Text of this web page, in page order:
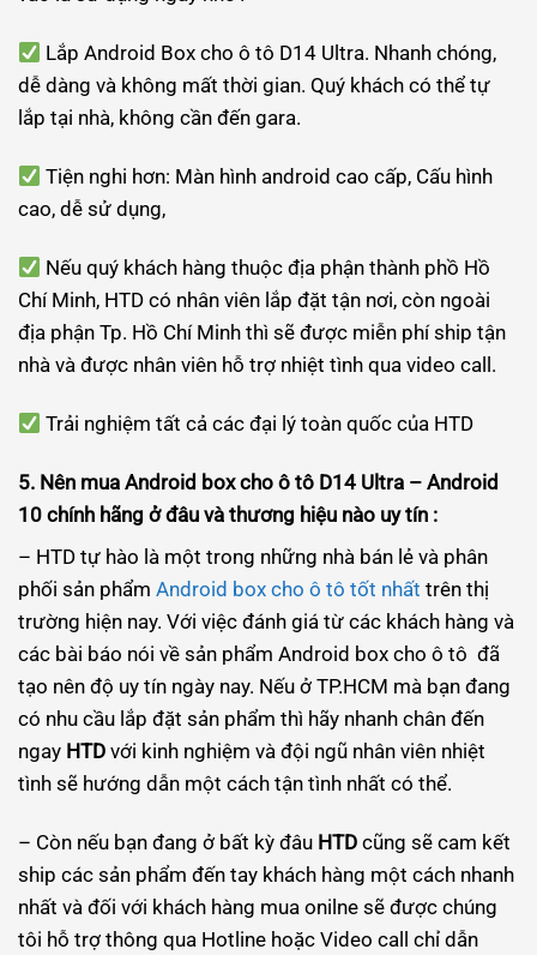
Lắp Android Box cho ô tô D14 Ultra. Nhanh chóng,
dễ dàng và không mất thời gian. Quý khách có thể tự
lắp tại nhà, không cần đến gara.
Tiện nghi hơn: Màn hình android cao cấp, Cấu hình
cao, dễ sử dụng,
Nếu quý khách hàng thuộc địa phận thành phồ Hồ
Chí Minh, HTD có nhân viên lắp đặt tận nơi, còn ngoài
địa phận Tp. Hồ Chí Minh thì sẽ được miễn phí ship tận
nhà và được nhân viên hỗ trợ nhiệt tình qua video call.
Trải nghiệm tất cả các đại lý toàn quốc của HTD
5. Nên mua Android box cho ô tô D14 Ultra – Android
10 chính hãng ở đâu và thương hiệu nào uy tín :
– HTD tự hào là một trong những nhà bán lẻ và phân
phối sản phẩm Android box cho ô tô tốt nhất trên thị
trường hiện nay. Với việc đánh giá từ các khách hàng và
các bài báo nói về sản phẩm Android box cho ô tô đã
tạo nên độ uy tín ngày nay. Nếu ở TP.HCM mà bạn đang
có nhu cầu lắp đặt sản phẩm thì hãy nhanh chân đến
ngay HTD với kinh nghiệm và đội ngũ nhân viên nhiệt
tình sẽ hướng dẫn một cách tận tình nhất có thể.
– Còn nếu bạn đang ở bất kỳ đâu HTD cũng sẽ cam kết
ship các sản phẩm đến tay khách hàng một cách nhanh
nhất và đối với khách hàng mua onilne sẽ được chúng
tôi hỗ trợ thông qua Hotline hoặc Video call chỉ dẫn